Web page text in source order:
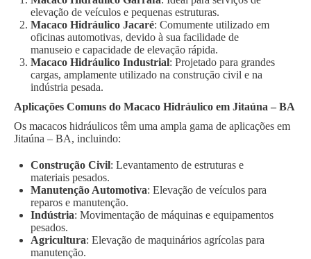
elevação de veículos e pequenas estruturas.
Macaco Hidráulico Jacaré: Comumente utilizado em
oficinas automotivas, devido à sua facilidade de
manuseio e capacidade de elevação rápida.
Macaco Hidráulico Industrial: Projetado para grandes
cargas, amplamente utilizado na construção civil e na
indústria pesada.
Aplicações Comuns do Macaco Hidráulico em Jitaúna – BA
Os macacos hidráulicos têm uma ampla gama de aplicações em
Jitaúna – BA, incluindo:
Construção Civil: Levantamento de estruturas e
materiais pesados.
Manutenção Automotiva: Elevação de veículos para
reparos e manutenção.
Indústria: Movimentação de máquinas e equipamentos
pesados.
Agricultura: Elevação de maquinários agrícolas para
manutenção.